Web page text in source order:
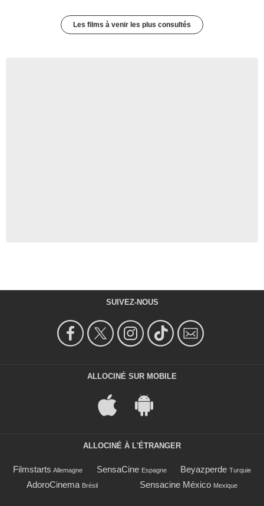
Les films à venir les plus consultés
SUIVEZ-NOUS
ALLOCINÉ SUR MOBILE
ALLOCINÉ À L'ÉTRANGER
Filmstarts Allemagne SensaCine Espagne Beyazperde Turquie
AdoroCinema Brésil Sensacine México Mexique